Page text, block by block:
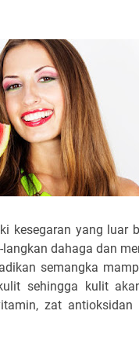
kesegaran yang luar
dahaga dan
semangka
sehingga kulit
zat